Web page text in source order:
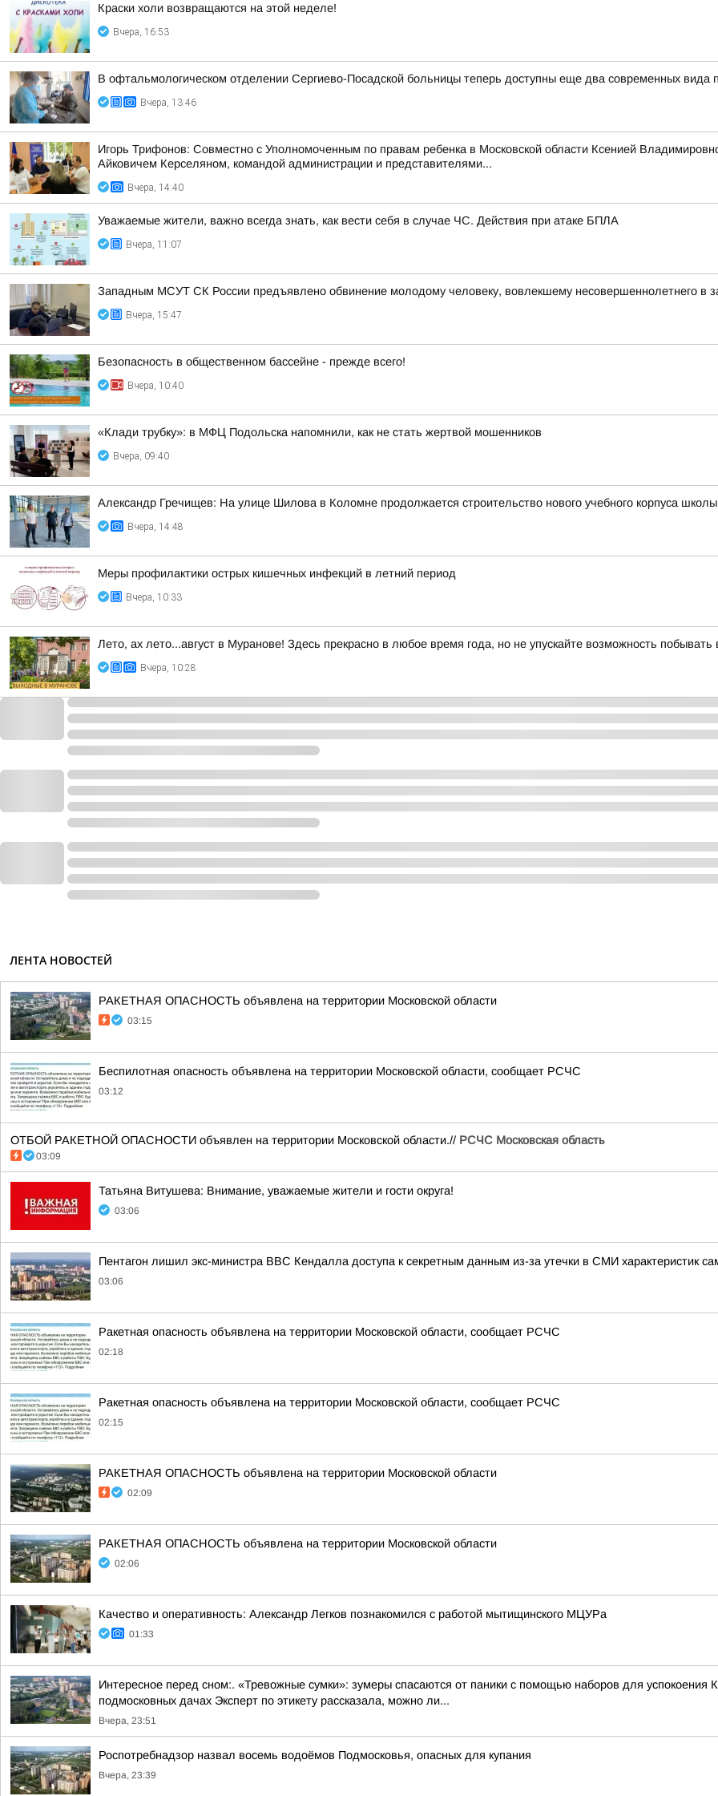
Краски холи возвращаются на этой неделе!
Вчера, 16:53
В офтальмологическом отделении Сергиево-Посадской больницы теперь доступны еще два современных
Вчера, 13:46
Игорь Трифонов: Совместно с Уполномоченным по правам ребенка в Московской области Ксенией
Айковичем Керселяном, командой администрации и представителями...
Вчера, 14:40
Уважаемые жители, важно всегда знать, как вести себя в случае ЧС. Действия при атаке БПЛА
Вчера, 11:07
Западным МСУТ СК России предъявлено обвинение молодому человеку, вовлекшему несовершеннолетнего в
Вчера, 15:47
Безопасность в общественном бассейне - прежде всего!
Вчера, 10:40
«Клади трубку»: в МФЦ Подольска напомнили, как не стать жертвой мошенников
Вчера, 09:40
Александр Гречищев: На улице Шилова в Коломне продолжается строительство нового учебного корпуса
Вчера, 14:48
Меры профилактики острых кишечных инфекций в летний период
Вчера, 10:33
Лето, ах лето...август в Муранове! Здесь прекрасно в любое время года, но не упускайте возможность
Вчера, 10:28
ЛЕНТА НОВОСТЕЙ
РАКЕТНАЯ ОПАСНОСТЬ объявлена на территории Московской области
03:15
Беспилотная опасность объявлена на территории Московской области, сообщает РСЧС
03:12
ОТБОЙ РАКЕТНОЙ ОПАСНОСТИ объявлен на территории Московской области.// РСЧС Московская область
03:09
Татьяна Витушева: Внимание, уважаемые жители и гости округа!
03:06
Пентагон лишил экс-министра ВВС Кендалла доступа к секретным данным из-за утечки в СМИ характеристик
03:06
Ракетная опасность объявлена на территории Московской области, сообщает РСЧС
02:18
Ракетная опасность объявлена на территории Московской области, сообщает РСЧС
02:15
РАКЕТНАЯ ОПАСНОСТЬ объявлена на территории Московской области
02:09
РАКЕТНАЯ ОПАСНОСТЬ объявлена на территории Московской области
02:06
Качество и оперативность: Александр Легков познакомился с работой мытищинского МЦУРа
01:33
Интересное перед сном:. «Тревожные сумки»: зумеры спасаются от паники с помощью наборов для успокоения
подмосковных дачах Эксперт по этикету рассказала, можно ли...
Вчера, 23:51
Роспотребнадзор назвал восемь водоёмов Подмосковья, опасных для купания
Вчера, 23:39